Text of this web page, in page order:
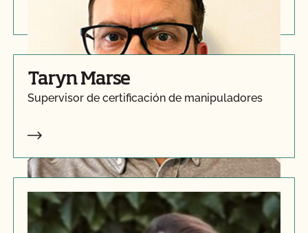
Taryn Marse
Supervisor de certificación de manipuladores
Leslie Claypool